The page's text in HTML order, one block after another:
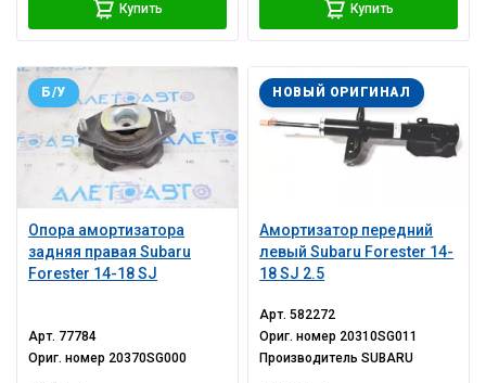
Купить Купить
Опора амортизатора
задняя правая Subaru
Forester 14-18 SJ
Б/У
Арт. 77784
Ориг. номер 20370SG000
Амортизатор передний
левый Subaru Forester 14-
18 SJ 2.5
НОВЫЙ ОРИГИНАЛ
Арт.582272
Ориг. номер 20310SG011
ПроизводительSUBARU